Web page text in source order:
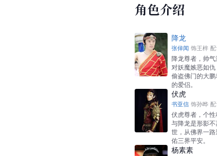
角色介绍
降龙
张倬闻 饰王梓
降龙尊者，帅
对妖魔嫉恶如
偷盗佛门的大
的爱侣。
伏虎
书亚信 饰孙晔
伏虎尊者，个
与降龙是形影
世，从佛界一
佑三界平安。
杨素素